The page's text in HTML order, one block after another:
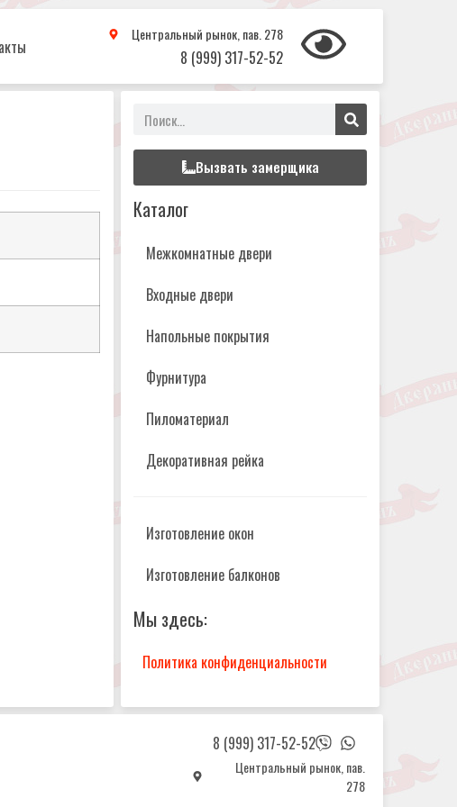
Центральный рынок, пав. 278
8 (999) 317-52-52
Вызвать замерщика
Каталог
Межкомнатные двери
Входные двери
Напольные покрытия
Фурнитура
Пиломатериал
Декоративная рейка
Изготовление окон
Изготовление балконов
Мы здесь:
Политика конфиденциальности
8 (999) 317-52-52
Центральный рынок, пав.
278